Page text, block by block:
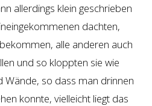
allerdings klein geschrieben
dachten,
alle anderen auch
und so kloppten sie wie
Wände, so dass man drinnen
konnte, vielleicht liegt das